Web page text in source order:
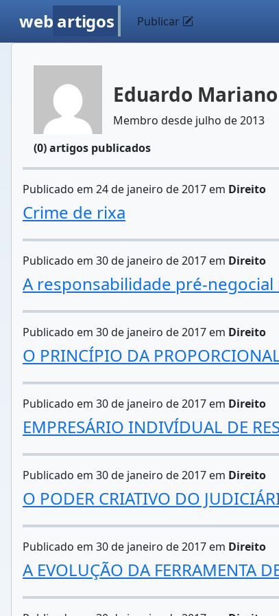
web artigos Publicar
Eduardo
Membro desde julho de 2013
(0) artigos publicados
Publicado em 24 de janeiro de 2017 em Direito
Crime de rixa
Publicado em 30 de janeiro de 2017 em Direito
A responsabilidade pré-
Publicado em 30 de janeiro de 2017 em Direito
O PRINCÍPIO DA
Publicado em 30 de janeiro de 2017 em Direito
EMPRESÁRIO INDIVÍDUAL DE
Publicado em 30 de janeiro de 2017 em Direito
O PODER CRIATIVO DO
Publicado em 30 de janeiro de 2017 em Direito
A EVOLUÇÃO DA FERRAMENTA